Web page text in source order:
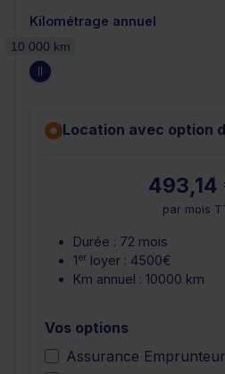
Kilométrage annuel
10 000 km
Location avec option
493,14
par mois
Durée : 72 mois
1er loyer : 4500€
Km annuel : 10000 km
Vos options
Assurance Emprunteur